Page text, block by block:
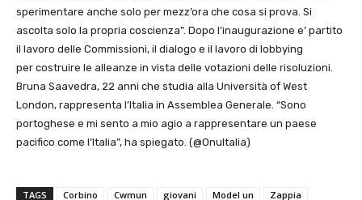
sperimentare anche solo per mezz’ora che cosa si prova. Si
ascolta solo la propria coscienza”. Dopo l’inaugurazione e’ partito
il lavoro delle Commissioni, il dialogo e il lavoro di lobbying
per costruire le alleanze in vista delle votazioni delle risoluzioni.
Bruna Saavedra, 22 anni che studia alla Università of West
London, rappresenta l’Italia in Assemblea Generale. “Sono
portoghese e mi sento a mio agio a rappresentare un paese
pacifico come l’Italia”, ha spiegato. (@OnuItalia)
TAGS Corbino Cwmun giovani Model un Zappia